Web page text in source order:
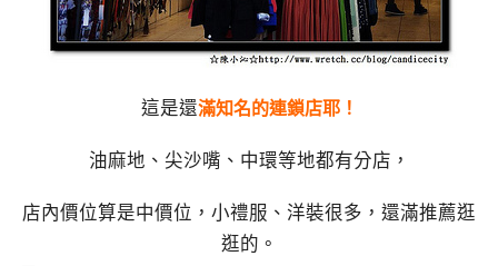
這是還滿知名的連鎖店耶！
油麻地、尖沙嘴、中環等地都有分店，
店內價位算是中價位，小禮服、洋裝很多，還滿推薦逛
逛的。